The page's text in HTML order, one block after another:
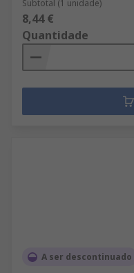
Subtotal (1 unidade)
8,44 €
Quantidade
A ser descontinuado